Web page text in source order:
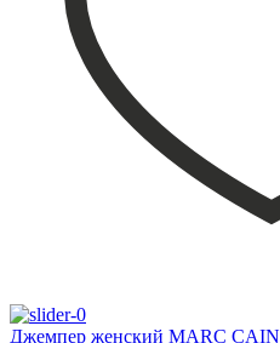
Джемпер женский MARC CAIN